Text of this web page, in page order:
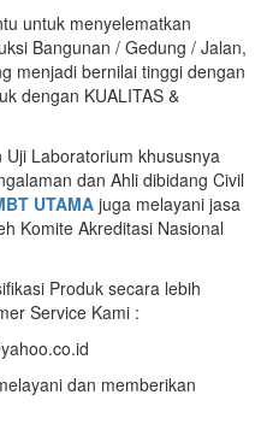
untuk menyelematkan
Bangunan / Gedung / Jalan,
menjadi bernilai tinggi dengan
dengan KUALITAS &
Laboratorium khususnya
dan Ahli dibidang Civil
UTAMAjuga melayani jasa
Komite Akreditasi Nasional
Produk secara lebih
Service Kami :
dan memberikan